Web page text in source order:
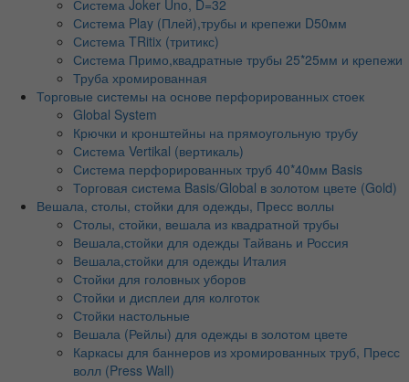
Система Joker Uno, D=32
Система Play (Плей),трубы и крепежи D50мм
Система TRitix (тритикс)
Система Примо,квадратные трубы 25*25мм и крепежи
Труба хромированная
Торговые системы на основе перфорированных стоек
Global System
Крючки и кронштейны на прямоугольную трубу
Система Vertikal (вертикаль)
Система перфорированных труб 40*40мм Basis
Торговая система Basis/Global в золотом цвете (Gold)
Вешала, столы, стойки для одежды, Пресс воллы
Столы, стойки, вешала из квадратной трубы
Вешала,стойки для одежды Тайвань и Россия
Вешала,стойки для одежды Италия
Стойки для головных уборов
Стойки и дисплеи для колготок
Стойки настольные
Вешала (Рейлы) для одежды в золотом цвете
Каркасы для баннеров из хромированных труб, Пресс
волл (Press Wall)